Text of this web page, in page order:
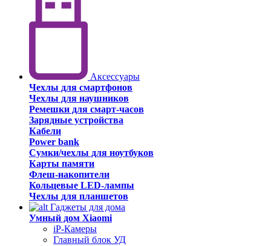
Аксессуары
Чехлы для смартфонов
Чехлы для наушников
Ремешки для смарт-часов
Зарядные устройства
Кабели
Power bank
Сумки/чехлы для ноутбуков
Карты памяти
Флеш-накопители
Кольцевые LED-лампы
Чехлы для планшетов
Гаджеты для дома
Умный дом Xiaomi
iP-Камеры
Главный блок УД